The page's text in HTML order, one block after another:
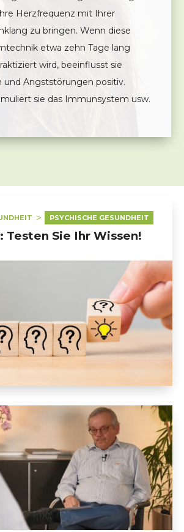
Herzfrequenz mit Ihrer
zu bringen. Wenn diese
etwa zehn Tage lang
wird, beeinflusst sie
und Angststörungen positiv.
sie das Immunsystem usw.
PSYCHISCHE GESUNDHEIT
Testen Sie Ihr Wissen!
Sie Ihr Wissen!